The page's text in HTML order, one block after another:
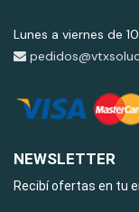
Lunes a viernes de
NEWSLETTER
Recibí ofertas en tu